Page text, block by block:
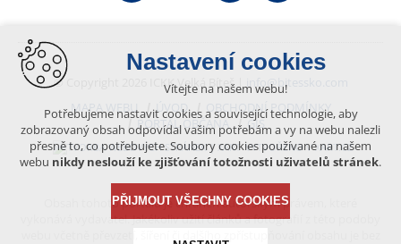
© Copyright 2026 ICKK Velká Bíteš |
info@bitessko.com
MAPA WEBU
ÚVOD
OBCHODNÍ PODMÍNKY
PORTÁL OBČANA
GIS
VYTVOŘENO V XART.CZ
Obsah tohoto portálu je chráněn autorským právem, které
vykonává vydavatel. Jakékoliv užití článků a fotografií z této podoby
Nastavení cookies
Vítejte na našem webu!
Potřebujeme nastavit cookies a související technologie, aby
zobrazovaný obsah odpovídal vašim potřebám a vy na webu nalezli
přesně to, co potřebujete. Soubory cookies používané na našem
webu nikdy neslouží ke zjišťování totožnosti uživatelů stránek.
PŘIJMOUT VŠECHNY COOKIES